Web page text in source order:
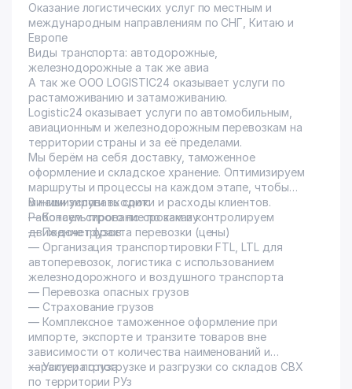
Оказание логистических услуг по местным и
международным направлениям по СНГ, Китаю и
Европе
Виды транспорта: автодорожные,
железнодорожные а так же авиа
А так же OOO LOGISTIC24 оказывает услуги по
растаможиванию и затаможиванию.
Logistic24 оказывает услуги по автомобильным,
авиационным и железнодорожным перевозкам на
территории страны и за её пределами.
Мы берём на себя доставку, таможенное
оформление и складское хранение. Оптимизируем
маршруты и процессы на каждом этапе, чтобы
минимизировать сроки и расходы клиентов.
Работаем строго по срокам и контролируем
движение грузов.
В наши услуги входит:
— Консультирование по заказу
— Подсчет фрахта перевозки (цены)
— Организация транспортировки FTL, LTL для
автоперевозок, логистика с использованием
железнодорожного и воздушного транспорта
— Перевозка опасных грузов
— Страхование грузов
— Комплексное таможенное оформление при
импорте, экспорте и транзите товаров вне
зависимости от количества наименований и
характера груза
— Услуги по погрузке и разгрузки со складов СВХ
по территории РУз